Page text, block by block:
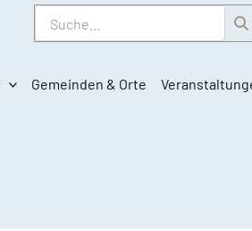
Suche
Gemeinden & Orte